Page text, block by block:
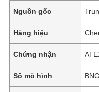
Nguồn gốc
Hàng hiệu
Chứng nhận
Số mô hình BNG